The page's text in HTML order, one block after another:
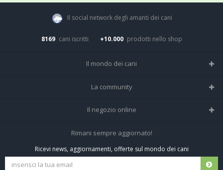
Il social network degli amanti dei cani
8169 cani iscritti +10.000 prodotti nello shop
Il mondo dei cani
Tutte le razze
La community
Home
Tutti i cani iscritti
Il negozio online
Negozio per cani
Spedizioni e resi
Rimani sempre aggiornato!
Ricevi news, aggiornamenti, offerte sul mondo dei cani